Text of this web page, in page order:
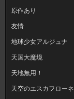
原作あり
友情
地球少女アルジュナ
天国大魔境
天地無用！
天空のエスカフローネ